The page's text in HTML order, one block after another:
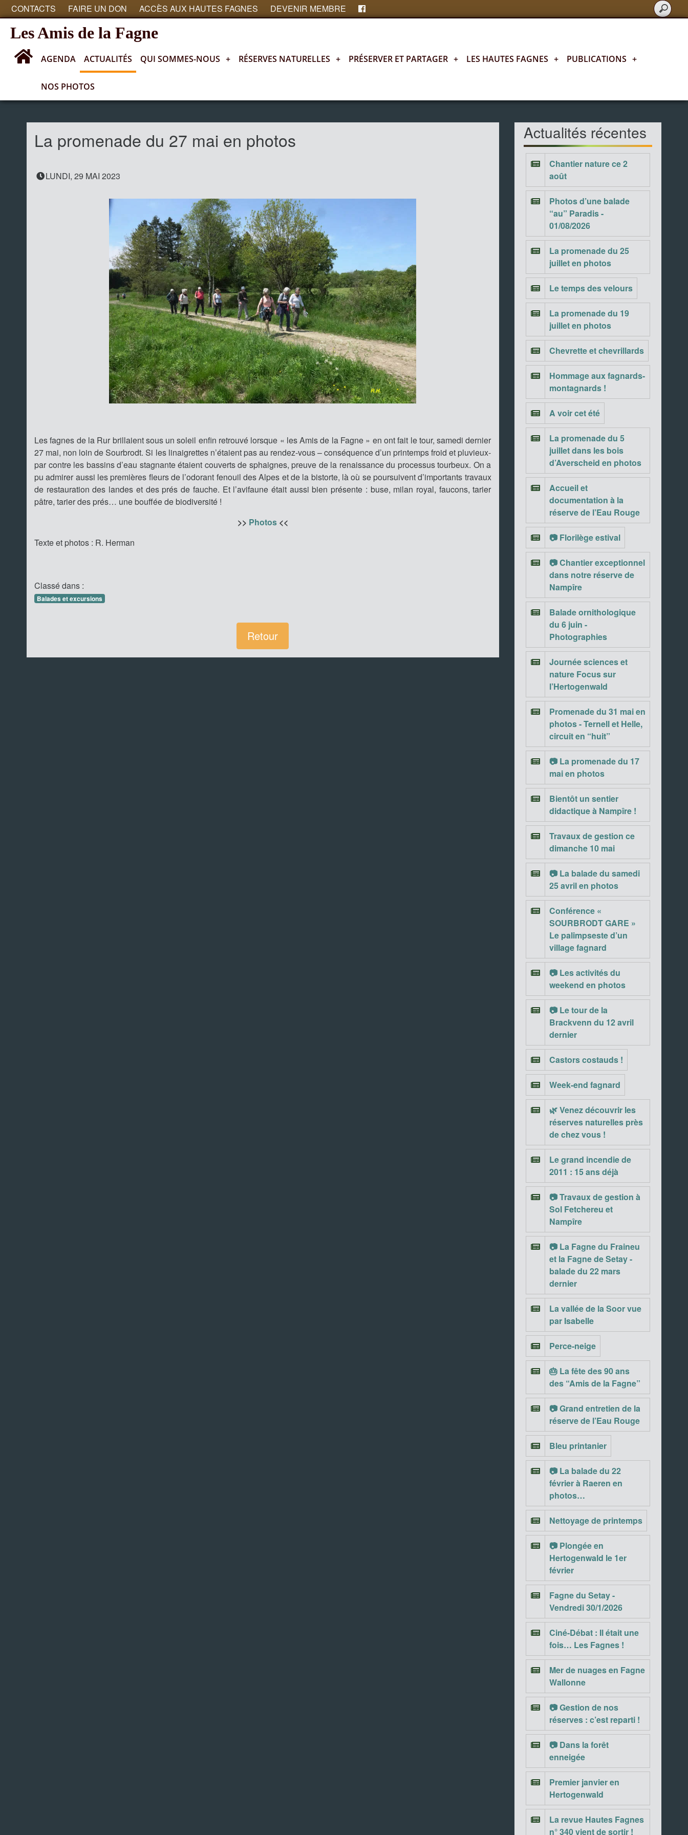
CONTACTS FAIRE UN DON ACCÈS AUX HAUTES FAGNES DEVENIR MEMBRE
Les Amis de la Fagne
AGENDA ACTUALITÉS QUI SOMMES-NOUS + RÉSERVES NATURELLES + PRÉSERVER ET PARTAGER + LES HAUTES FAGNES + PUBLICATIONS +
NOS PHOTOS
Actualités
La promenade du 27 mai en photos
LUNDI, 29 MAI 2023
Les fagnes de la Rur brillaient sous un soleil enfin retrouvé lorsque « les Amis de la Fagne » en ont fait le tour, samedi dernier
27 mai, non loin de Sourbrodt. Si les linaigrettes n’étaient pas au rendez-vous – conséquence d’un printemps froid et pluvieux-
par contre les bassins d’eau stagnante étaient couverts de sphaignes, preuve de la renaissance du processus tourbeux. On a
pu admirer aussi les premières fleurs de l’odorant fenouil des Alpes et de la bistorte, là où se poursuivent d’importants travaux
de restauration des landes et des prés de fauche. Et l’avifaune était aussi bien présente : buse, milan royal, faucons, tarier
pâtre, tarier des prés… une bouffée de biodiversité !
>> Photos <<
Texte et photos : R. Herman
Classé dans :
Balades et excursions
Retour
Actualités récentes
Chantier nature ce 2
août
Photos d’une balade
“au” Paradis -
01/08/2026
La promenade du 25
juillet en photos
Le temps des velours
La promenade du 19
juillet en photos
Chevrette et chevrillards
Hommage aux fagnards-
montagnards !
A voir cet été
La promenade du 5
juillet dans les bois
d’Averscheid en photos
Accueil et
documentation à la
réserve de l’Eau Rouge
📷 Florilège estival
📷 Chantier exceptionnel
dans notre réserve de
Nampîre
Balade ornithologique
du 6 juin -
Photographies
Journée sciences et
nature Focus sur
l’Hertogenwald
Promenade du 31 mai en
photos - Ternell et Helle,
circuit en “huit”
📷 La promenade du 17
mai en photos
Bientôt un sentier
didactique à Nampîre !
Travaux de gestion ce
dimanche 10 mai
📷 La balade du samedi
25 avril en photos
Conférence «
SOURBRODT GARE »
Le palimpseste d’un
village fagnard
📷 Les activités du
weekend en photos
📷 Le tour de la
Brackvenn du 12 avril
dernier
Castors costauds !
Week-end fagnard
🌿 Venez découvrir les
réserves naturelles près
de chez vous !
Le grand incendie de
2011 : 15 ans déjà
📷 Travaux de gestion à
Sol Fetchereu et
Nampîre
📷 La Fagne du Fraineu
et la Fagne de Setay -
balade du 22 mars
dernier
La vallée de la Soor vue
par Isabelle
Perce-neige
🎂 La fête des 90 ans
des “Amis de la Fagne”
📷 Grand entretien de la
réserve de l’Eau Rouge
Bleu printanier
📷 La balade du 22
février à Raeren en
photos…
Nettoyage de printemps
📷 Plongée en
Hertogenwald le 1er
février
Fagne du Setay -
Vendredi 30/1/2026
Ciné-Débat : Il était une
fois… Les Fagnes !
Mer de nuages en Fagne
Wallonne
📷 Gestion de nos
réserves : c’est reparti !
📷 Dans la forêt
enneigée
Premier janvier en
Hertogenwald
La revue Hautes Fagnes
n° 340 vient de sortir !